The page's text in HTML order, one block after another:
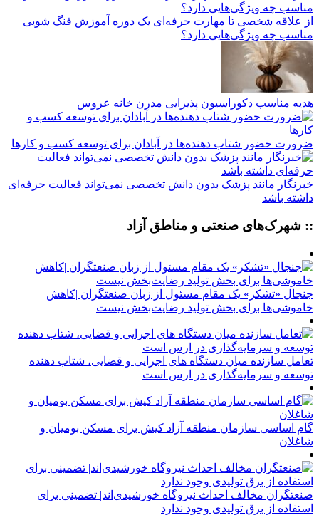
از علاقه شخصی تا مهارت حرفه‌ای یک دوره آموزش فنگ شویی
مناسب چه ویژگی‌هایی دارد؟
هدیه مناسب دکوراسیون پذیرایی مدرن خانه عروس
ضرورت حضور شتاب ‌دهنده‌ها در آبادان برای توسعه کسب‌ و کارها
خبرنگار مانند پزشک بدون دانش تخصصی نمی‌تواند فعالیت حرفه‌ای
داشته باشد
:: شهرک‌های صنعتی و مناطق آزاد
جنجال «تشکر» یک مقام مسئول از زبان صنعتگران |کاهش
خاموشی‌ها برای بخش تولید رضایت‌بخش نیست
تعامل سازنده میان دستگاه‌ های اجرایی و قضایی، شتاب‌ دهنده
توسعه و سرمایه‌گذاری در ارس است
گام اساسی سازمان منطقه آزاد کیش برای مسکن بومیان و
شاغلان
صنعتگران مخالف احداث نیروگاه خورشیدی‌اند| تضمینی برای
استفاده از برق تولیدی وجود ندارد